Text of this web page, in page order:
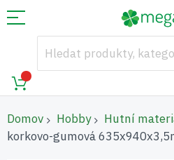
Domov Hobby Hutní
korkovo-gumová